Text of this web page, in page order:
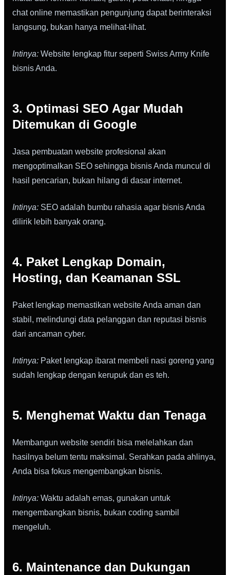
chat online memastikan pengunjung dapat berinteraksi
langsung, bukan hanya melihat-lihat.
Intinya: Website lengkap fitur seperti Swiss Army Knife
bisnis Anda.
3. Optimasi SEO Agar Mudah
Ditemukan di Google
Jasa pembuatan website profesional akan
mengoptimalkan SEO sehingga bisnis Anda muncul di
hasil pencarian, bukan hilang di dasar internet.
Intinya: SEO adalah bumbu rahasia agar bisnis Anda
dilirik lebih banyak orang.
4. Paket Lengkap Domain,
Hosting, dan Keamanan SSL
Paket lengkap memastikan website Anda aman dan
stabil, melindungi data pelanggan dan reputasi bisnis
dari ancaman cyber.
Intinya: Paket lengkap ibarat membeli nasi goreng yang
sudah lengkap dengan kerupuk dan es teh.
5. Menghemat Waktu dan Tenaga
Membangun website sendiri bisa melelahkan dan
hasilnya belum tentu maksimal. Serahkan pada ahlinya,
Anda bisa fokus mengembangkan bisnis.
Intinya: Waktu adalah emas, gunakan untuk
mengembangkan bisnis, bukan coding sambil
mengeluh.
6. Maintenance dan Dukungan